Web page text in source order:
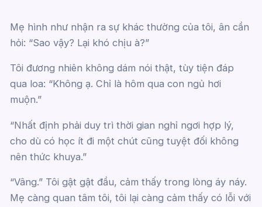
Mẹ hình như nhận ra sự khác thường của tôi, ân cần
hỏi: “Sao vậy? Lại khó chịu à?”
Tôi đương nhiên không dám nói thật, tùy tiện đáp
qua loa: “Không ạ. Chỉ là hôm qua con ngủ hơi
muộn.”
“Nhất định phải duy trì thời gian nghỉ ngơi hợp lý,
cho dù có học ít đi một chút cũng tuyệt đối không
nên thức khuya.”
“Vâng.” Tôi gật gật đầu, cảm thấy trong lòng áy náy.
Mẹ càng quan tâm tôi, tôi lại càng cảm thấy có lỗi với